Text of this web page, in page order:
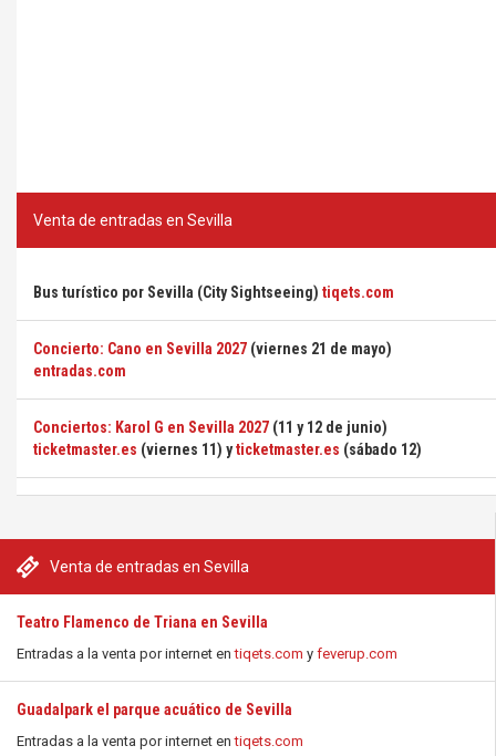
Venta de entradas en Sevilla
Teatro Flamenco de Triana en Sevilla
Entradas a la venta por internet entiqets.com y feverup.com
Guadalpark el parque acuático de Sevilla
Entradas a la venta por internet entiqets.com
Venta de entradas en Sevilla
Bus turístico por Sevilla (City Sightseeing) tiqets.com
Concierto: Cano en Sevilla 2027 (viernes 21 de mayo)
entradas.com
Conciertos: Karol G en Sevilla 2027 (11 y 12 de junio)
ticketmaster.es (viernes 11) yticketmaster.es (sábado 12)